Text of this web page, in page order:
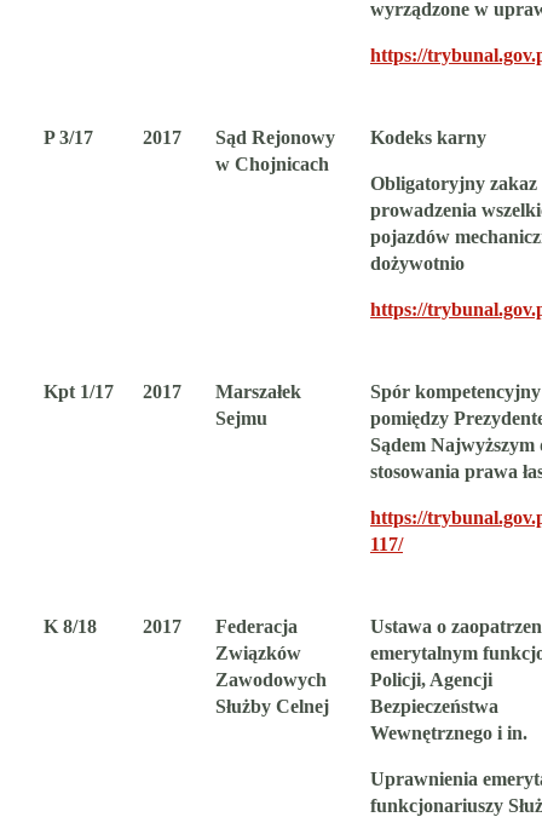
wyrządzone w
https://
P 3/17 2017
Sąd Rejonowy
w Chojnicach
Kodeks karny
Obligatoryjny zakaz
prowadzenia
pojazdów
dożywotnio
https://
Kpt 1/17 2017
Marszałek
Sejmu
Spór kompetencyjny
pomiędzy
Sądem Najwyższym
stosowania prawa
https://
117/
K 8/18 2017
Federacja
Związków
Zawodowych
Służby Celnej
Ustawa o
emerytalnym
Policji, Agencji
Bezpieczeństwa
Wewnętrznego i in.
Uprawnienia
funkcjonariuszy